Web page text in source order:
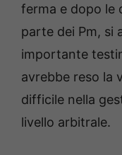
ferma e dopo le
parte dei Pm, si
importante
avrebbe reso la
difficile nella
livello arbitrale.